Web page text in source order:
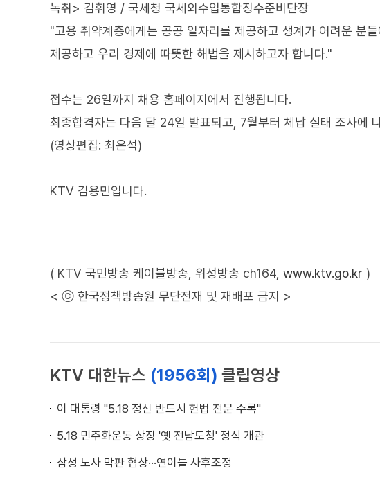
녹취> 김휘영 / 국세청 국세외수입통합징수준비단장
"고용 취약계층에게는 공공 일자리를 제공하고 생계가 어려운 분
제공하고 우리 경제에 따뜻한 해법을 제시하고자 합니다."
접수는 26일까지 채용 홈페이지에서 진행됩니다.
최종합격자는 다음 달 24일 발표되고, 7월부터 체납 실태 조사에
(영상편집: 최은석)
KTV 김용민입니다.
( KTV 국민방송 케이블방송, 위성방송 ch164, www.ktv.go.kr )
< ⓒ 한국정책방송원 무단전재 및 재배포 금지 >
KTV 대한뉴스 (1956회) 클립영상
이 대통령 "5.18 정신 반드시 헌법 전문 수록"
5.18 민주화운동 상징 '옛 전남도청' 정식 개관
삼성 노사 막판 협상···연이틀 사후조정